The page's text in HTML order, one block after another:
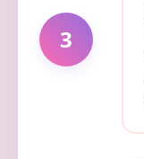
3